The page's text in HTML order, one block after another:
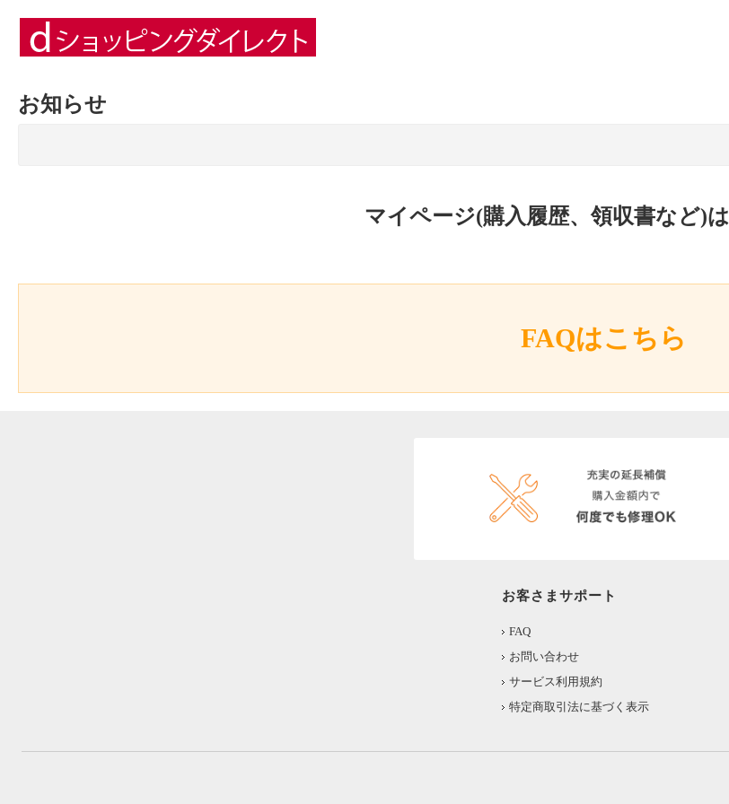
お知らせ
マイページ(購入履歴、領収書など)は
FAQはこちら
お客さまサポート
FAQ
お問い合わせ
サービス利用規約
特定商取引法に基づく表示